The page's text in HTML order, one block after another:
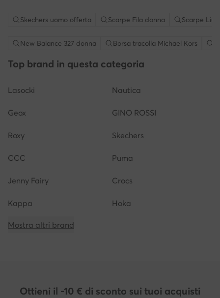
Skechers uomo offerta Scarpe Fila donna Scarpe Liu
New Balance 327 donna Borsa tracolla Michael Kors
Top brand in questa categoria
Lasocki Nautica
Geox GINO ROSSI
Roxy Skechers
CCC Puma
Jenny Fairy Crocs
Kappa Hoka
Mostra altri brand
Ottieni il -10 € di sconto sui tuoi acquisti